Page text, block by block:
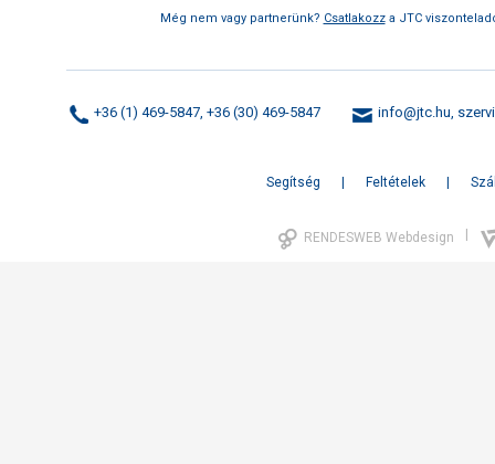
Még nem vagy partnerünk? Csatlakozza JTC
+36 (1) 469-5847, +36 (30) 469-5847 info@jtc.hu,
Segítség Feltételek
RENDESWEB Webdesign